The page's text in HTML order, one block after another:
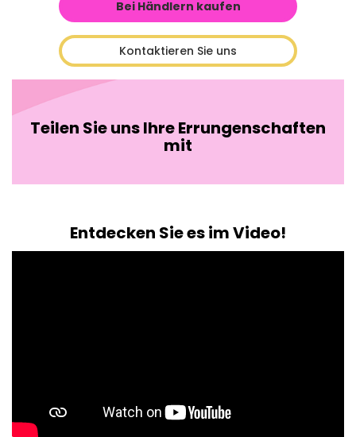
Bei Händlern kaufen
Kontaktieren Sie uns
Teilen Sie uns Ihre Errungenschaften
mit
Entdecken Sie es im Video!